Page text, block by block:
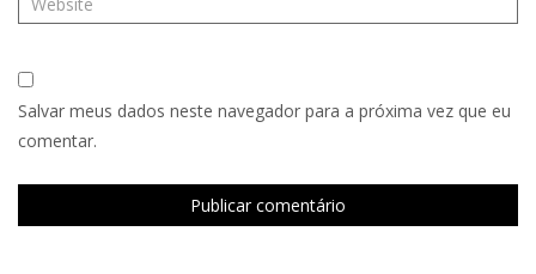
Salvar meus dados neste navegador para a próxima vez que eu
comentar.